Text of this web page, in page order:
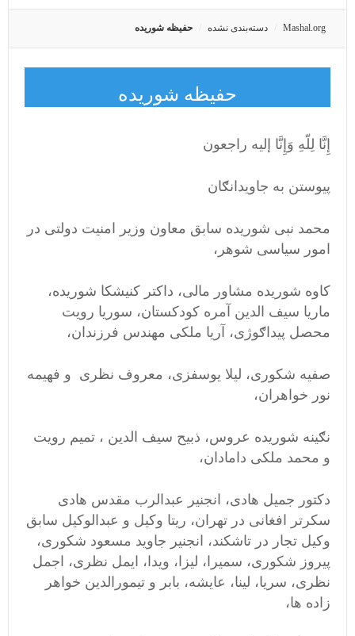
Mashal.org دسته‌بندی نشده حفیظه شوریده
حفیظه شوریده
إِنَّا لِلّهِ وَإِنَّا إليه راجعون
پیوستن به جاویدانګان
محمد نبی شوریده سابق معاون وزیر امنیت دولتی در
امور سیاسی شوهر،
کاوه شوریده مشاور مالی، داکتر کنیشکا شوریده،
ماریا سیف الدین آمره کودکستان، سوریا رویت
محصل پیداګوژی، آریا ملکی مهندس فرزندان،
صفیه شکوری، لیلا یوسفزی، معروف نظری و فهیمه
نور خواهران،
نګینه شوریده عروس، ذبیح سیف الدین ، تمیم رویت
و محمد ملکی دامادان،
دکتور جمیل هادی، انجنیر عبدالرب مقدس هادی
سکرتر افغانی در تهران، ریتا وکیل و عبدالوکیل سابق
وکیل تجار در تاشکند، انجنیر جاوید مسعود شکوری،
پیروز شکوری، سمیرا، لیزا، ویدا، ایمل نظری، اجمل
نظری، سریا، لینا، عایشه، بابر و تیمورالدین خواهر
زاده ها،